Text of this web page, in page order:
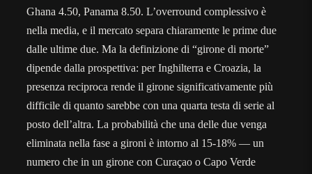
Ghana 4.50, Panama 8.50. L’overround complessivo è
nella media, e il mercato separa chiaramente le prime due
dalle ultime due. Ma la definizione di “girone di morte”
dipende dalla prospettiva: per Inghilterra e Croazia, la
presenza reciproca rende il girone significativamente più
difficile di quanto sarebbe con una quarta testa di serie al
posto dell’altra. La probabilità che una delle due venga
eliminata nella fase a gironi è intorno al 15-18% — un
numero che in un girone con Curaçao o Capo Verde